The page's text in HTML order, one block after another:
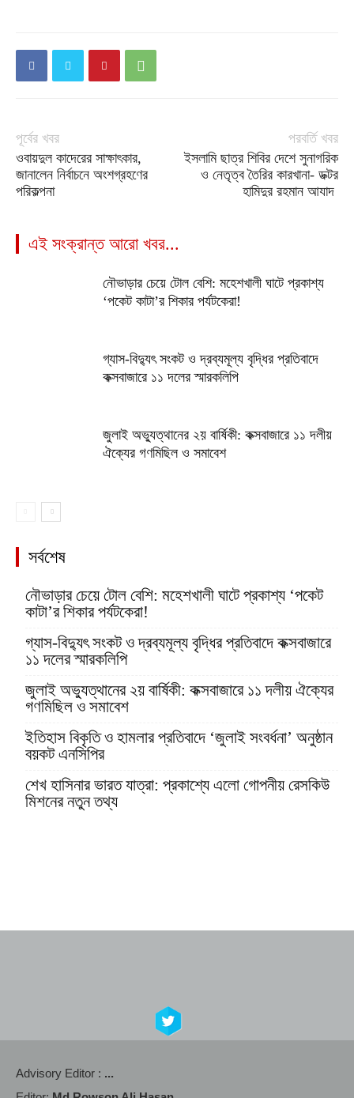
পূর্বের খবর
ওবায়দুল কাদেরের সাক্ষাৎকার,
জানালেন নির্বাচনে অংশগ্রহণের
পরিকল্পনা
পরবর্তি খবর
‌ইসলামি ছাত্র শিবির দেশে সুনাগরিক
ও নেতৃত্ব তৈরির কারখানা- ডক্টর
হামিদুর রহমান আযাদ
এই সংক্রান্ত আরো খবর...
নৌভাড়ার চেয়ে টোল বেশি: মহেশখালী ঘাটে প্রকাশ্য
‘পকেট কাটা’র শিকার পর্যটকেরা!
গ্যাস-বিদ্যুৎ সংকট ও দ্রব্যমূল্য বৃদ্ধির প্রতিবাদে
কক্সবাজারে ১১ দলের স্মারকলিপি
জুলাই অভ্যুত্থানের ২য় বার্ষিকী: কক্সবাজারে ১১ দলীয়
ঐক্যের গণমিছিল ও সমাবেশ
সর্বশেষ
নৌভাড়ার চেয়ে টোল বেশি: মহেশখালী ঘাটে প্রকাশ্য ‘পকেট
কাটা’র শিকার পর্যটকেরা!
গ্যাস-বিদ্যুৎ সংকট ও দ্রব্যমূল্য বৃদ্ধির প্রতিবাদে কক্সবাজারে
১১ দলের স্মারকলিপি
জুলাই অভ্যুত্থানের ২য় বার্ষিকী: কক্সবাজারে ১১ দলীয় ঐক্যের
গণমিছিল ও সমাবেশ
ইতিহাস বিকৃতি ও হামলার প্রতিবাদে ‘জুলাই সংবর্ধনা’ অনুষ্ঠান
বয়কট এনসিপির
শেখ হাসিনার ভারত যাত্রা: প্রকাশ্যে এলো গোপনীয় রেসকিউ
মিশনের নতুন তথ্য
Advisory Editor : ...